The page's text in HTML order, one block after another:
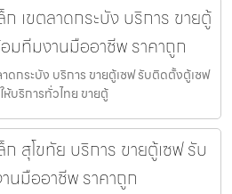
ก เขตลาดกระบัง บริการ ขายตู้
มทีมงานมืออาชีพ ราคาถูก
ดกระบัง บริการ ขายตู้เซฟ รับติดตั้งตู้เซฟ
บริการทั่วไทย ขายตู้
ก สุโขทัย บริการ ขายตู้เซฟ รับ
นมืออาชีพ ราคาถูก